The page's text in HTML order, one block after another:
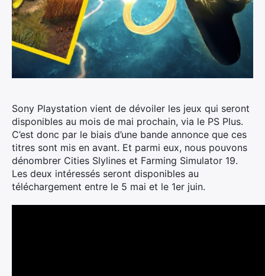
Sony Playstation vient de dévoiler les jeux qui seront
disponibles au mois de mai prochain, via le PS Plus.
C’est donc par le biais d’une bande annonce que ces
titres sont mis en avant. Et parmi eux, nous pouvons
dénombrer Cities Slylines et Farming Simulator 19.
Les deux intéressés seront disponibles au
téléchargement entre le 5 mai et le 1er juin.